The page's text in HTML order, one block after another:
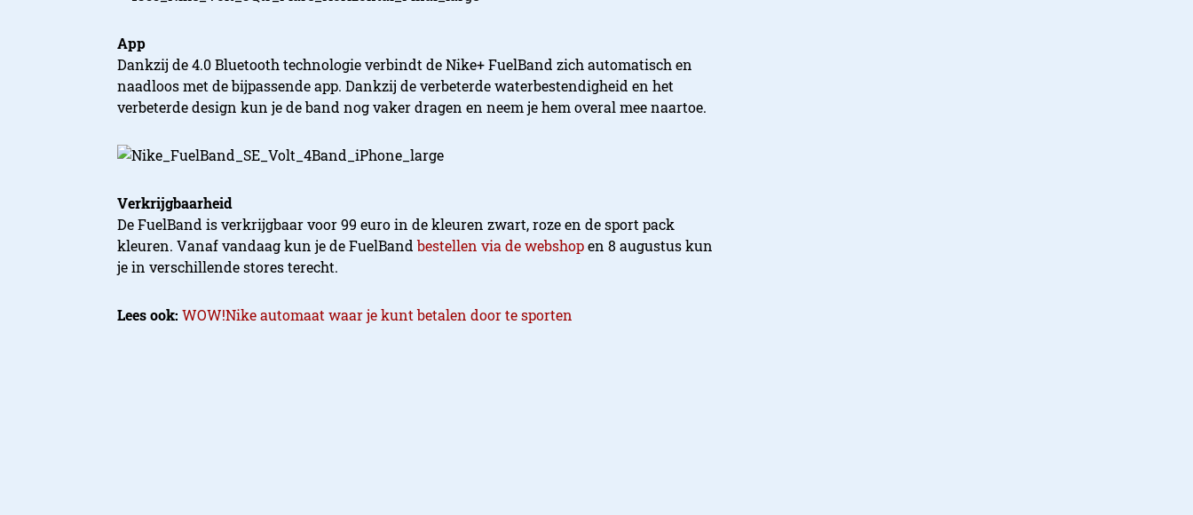
App
Dankzij de 4.0 Bluetooth technologie verbindt de Nike+ FuelBand zich automatisch en
naadloos met de bijpassende app. Dankzij de verbeterde waterbestendigheid en het
verbeterde design kun je de band nog vaker dragen en neem je hem overal mee naartoe.
Verkrijgbaarheid
De FuelBand is verkrijgbaar voor 99 euro in de kleuren zwart, roze en de sport pack
kleuren. Vanaf vandaag kun je de FuelBandbestellen via de webshopen 8 augustus kun
je in verschillende stores terecht.
Lees ook: WOW!Nike automaat waar je kunt betalen door te sporten